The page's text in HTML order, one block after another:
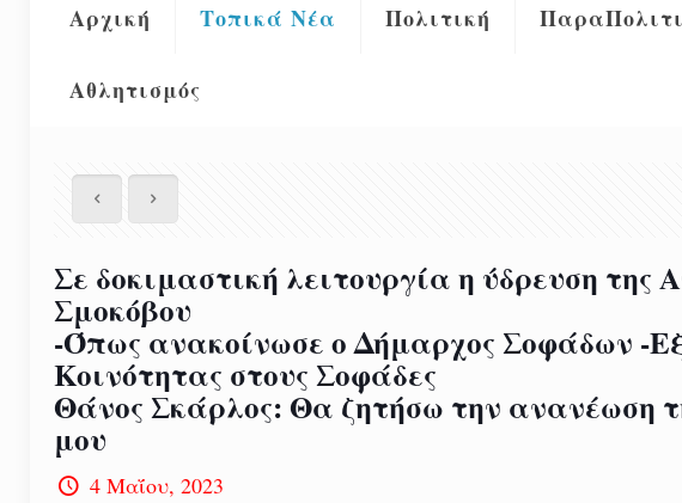
Αρχική Τοπικά Νέα Πολιτική
Αθλητισμός
Σε δοκιμαστική λειτουργία η ύδρευση
Σμοκόβου
-Όπως ανακοίνωσε ο Δήμαρχος Σοφάδων -
Κοινότητας στους Σοφάδες
Θάνος Σκάρλος: Θα ζητήσω την ανανέωση
μου
4 Μαΐου, 2023